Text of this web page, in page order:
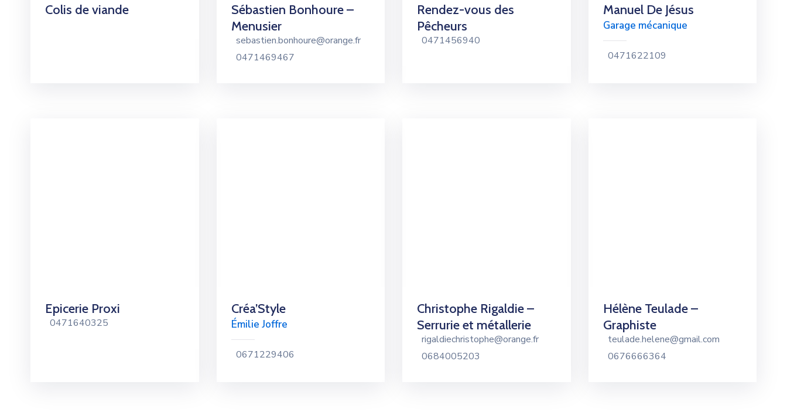
Colis de viande
Sébastien Bonhoure –
Menusier
sebastien.bonhoure@orange.fr
0471469467
Rendez-vous des
Pêcheurs
0471456940
Manuel De Jésus
Garage mécanique
0471622109
Epicerie Proxi
0471640325
Créa’Style
Émilie Joffre
0671229406
Christophe Rigaldie –
Serrurie et métallerie
rigaldiechristophe@orange.fr
0684005203
Hélène Teulade –
Graphiste
teulade.helene@gmail.com
0676666364